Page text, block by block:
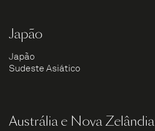
Japão
Japão
Sudeste Asiático
Austrália e Nova Zelândia